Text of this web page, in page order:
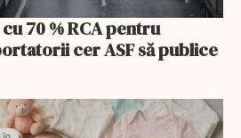
70 % RCA pentru
cer ASF să publice